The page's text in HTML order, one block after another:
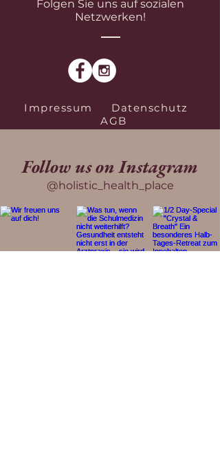
Folgen Sie uns auf sozialen
Netzwerken!
Impressum
Datenschutz
AGB
Follow us on Instagram
@holistic_health_place